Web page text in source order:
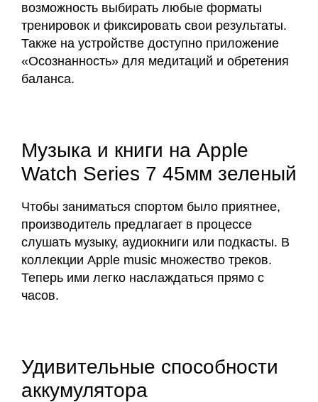
возможность выбирать любые форматы
тренировок и фиксировать свои результаты.
Также на устройстве доступно приложение
«Осознанность» для медитаций и обретения
баланса.
Музыка и книги на Apple
Watch Series 7 45мм зеленый
Чтобы заниматься спортом было приятнее,
производитель предлагает в процессе
слушать музыку, аудиокниги или подкасты. В
коллекции Apple music множество треков.
Теперь ими легко наслаждаться прямо с
часов.
Удивительные способности
аккумулятора